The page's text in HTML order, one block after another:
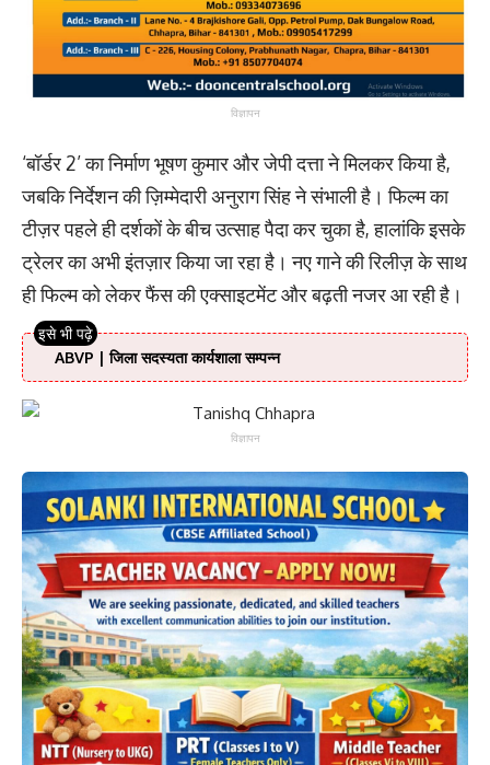
विज्ञापन
‘बॉर्डर 2’ का निर्माण भूषण कुमार और जेपी दत्ता ने मिलकर किया है,
जबकि निर्देशन की ज़िम्मेदारी अनुराग सिंह ने संभाली है। फिल्म का
टीज़र पहले ही दर्शकों के बीच उत्साह पैदा कर चुका है, हालांकि इसके
ट्रेलर का अभी इंतज़ार किया जा रहा है। नए गाने की रिलीज़ के साथ
ही फिल्म को लेकर फैंस की एक्साइटमेंट और बढ़ती नजर आ रही है।
ABVP | जिला सदस्यता कार्यशाला सम्पन्न
विज्ञापन